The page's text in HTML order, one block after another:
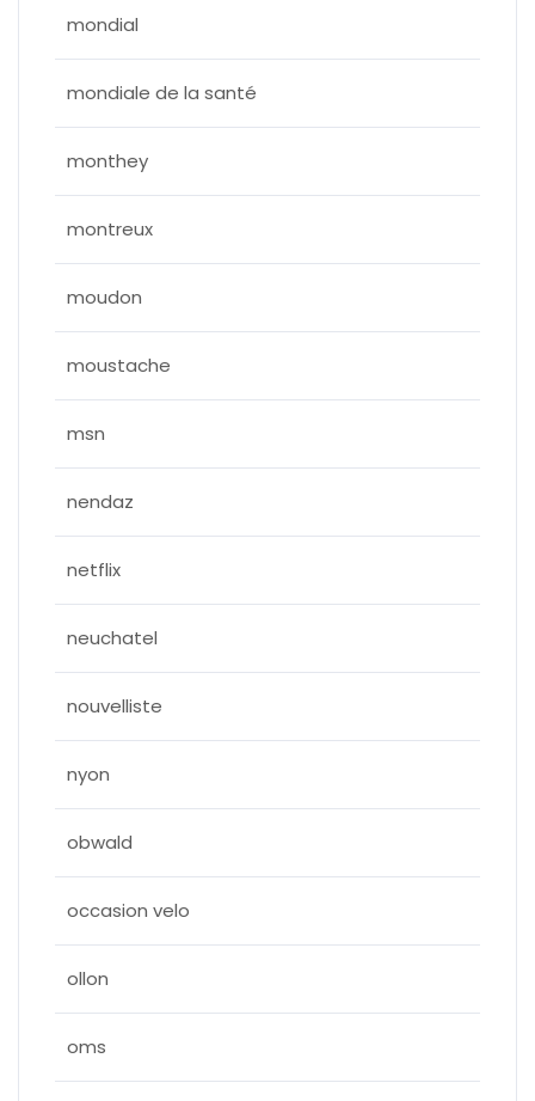
mondial
mondiale de la santé
monthey
montreux
moudon
moustache
msn
nendaz
netflix
neuchatel
nouvelliste
nyon
obwald
occasion velo
ollon
oms